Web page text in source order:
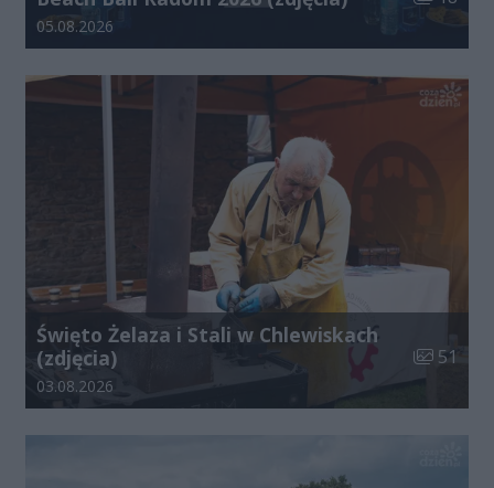
Data dodania galerii:
05.08.2026
Święto Żelaza i Stali w Chlewiskach
(zdjęcia)
Liczba
51
Data dodania galerii:
03.08.2026